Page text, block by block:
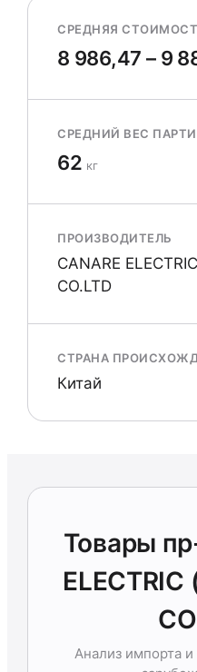
СРЕДНЯЯ
8 986,47 – 9
СРЕДНИЙ ВЕС
62 кг
ПРОИЗВОДИТЕЛЬ
CANARE
CO.LTD
СТРАНА
Китай
Товары
ELECTRIC
Анализ импорта